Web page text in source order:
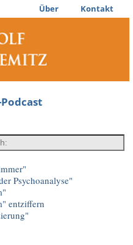
Über Kontakt
Psychoanalyse"
entziffern